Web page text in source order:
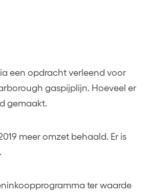
een opdracht verleend voor
gaspijplijn. Hoeveel er
gemaakt.
meer omzet behaald. Er is
ter waarde